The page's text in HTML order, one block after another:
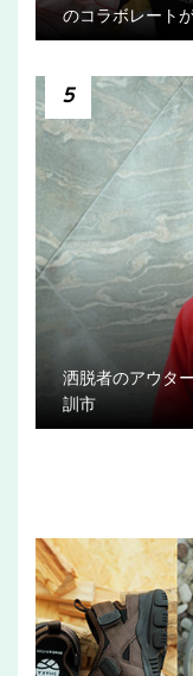
のコラボレート
5
洒脱者のアウタ
訓市